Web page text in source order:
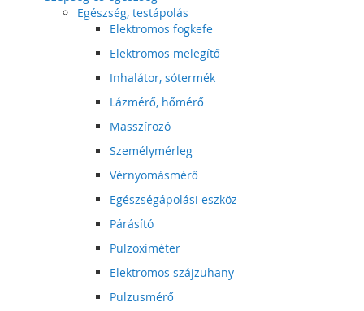
Egészség, testápolás
Elektromos fogkefe
Elektromos melegítő
Inhalátor, sótermék
Lázmérő, hőmérő
Masszírozó
Személymérleg
Vérnyomásmérő
Egészségápolási eszköz
Párásító
Pulzoximéter
Elektromos szájzuhany
Pulzusmérő